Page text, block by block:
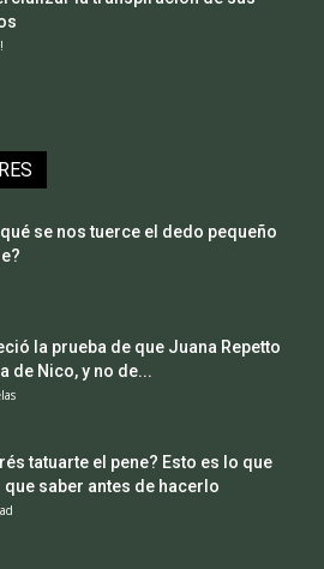
se nos tuerce el dedo pequeño
la prueba de que Juana Repetto
de Nico, y no de...
tatuarte el pene? Esto es lo que
que saber antes de hacerlo